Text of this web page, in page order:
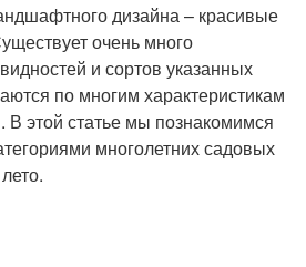
дизайна – красивые
очень много
и сортов указанных
по многим характеристикам
этой статье мы познакомимся
многолетних садовых